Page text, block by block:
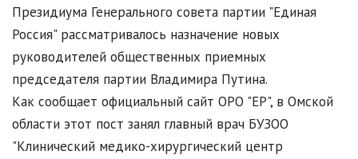
Президиума Генерального совета партии "Единая
Россия" рассматривалось назначение новых
руководителей общественных приемных
председателя партии Владимира Путина.
Как сообщает официальный сайт ОРО "ЕР", в Омской
области этот пост занял главный врач БУЗОО
"Клинический медико-хирургический центр